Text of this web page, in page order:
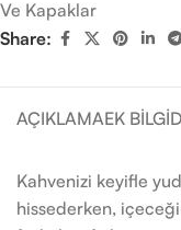
Ve Kapaklar
Share:
AÇIKLAMAEK BILGI
Kahvenizi keyifle
hissederken,